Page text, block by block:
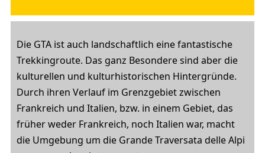
Die GTA ist auch landschaftlich eine fantastische
Trekkingroute. Das ganz Besondere sind aber die
kulturellen und kulturhistorischen Hintergründe.
Durch ihren Verlauf im Grenzgebiet zwischen
Frankreich und Italien, bzw. in einem Gebiet, das
früher weder Frankreich, noch Italien war, macht
die Umgebung um die Grande Traversata delle Alpi